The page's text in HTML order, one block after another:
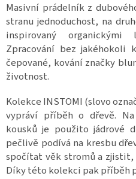
Masivní prádelník z
stranu jednoduchost, na
inspirovaný organickými
Zpracování bez jakéhokoli
čepované, kování značky
životnost.
Kolekce INSTOMI (slovo
vypráví příběh o dřevě.
kousků je použito jádrové
pečlivě podívá na kresbu
spočítat věk stromů a zjistit,
Díky této kolekci pak příběh